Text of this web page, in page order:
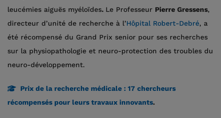
leucémies aiguës myéloïdes. Le Professeur Pierre Gressens,
directeur d’unité de recherche à l’Hôpital Robert-Debré, a
été récompensé du Grand Prix senior pour ses recherches
sur la physiopathologie et neuro-protection des troubles du
neuro-développement.
Prix de la recherche médicale : 17 chercheurs
récompensés pour leurs travaux innovants.